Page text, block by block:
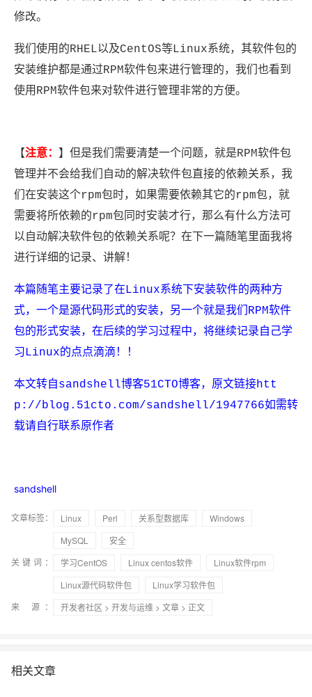
修改。
我们使用的RHEL以及CentOS等Linux系统，其软件包的
安装维护都是通过RPM软件包来进行管理的，我们也看到
使用RPM软件包来对软件进行管理非常的方便。
【注意：
】但是我们需要清楚一个问题，就是RPM软件包
管理并不会给我们自动的解决软件包直接的依赖关系，我
们在安装这个rpm包时，如果需要依赖其它的rpm包，就
需要将所依赖的rpm包同时安装才行，那么有什么方法可
以自动解决软件包的依赖关系呢？在下一篇随笔里面我将
进行详细的记录、讲解！
本篇随笔主要记录了在Linux系统下安装软件的两种方
式，一个是源代码形式的安装，另一个就是我们RPM软件
包的形式安装，在后续的学习过程中，将继续记录自己学
习Linux的点点滴滴！！
本文转自sandshell博客51CTO博客，原文链接htt
p://blog.51cto.com/sandshell/1947766如需转
载请自行联系原作者
sandshell
文章标签： Linux Perl 关系型数据库
Windows
MySQL
安全
关键词：
学习CentOS Linux centos软件
Linux软件rpm
Linux源代码软件包
Linux学习软件包
来 源：
开发者社区 > 开发与运维 > 文章 > 正文
相关文章